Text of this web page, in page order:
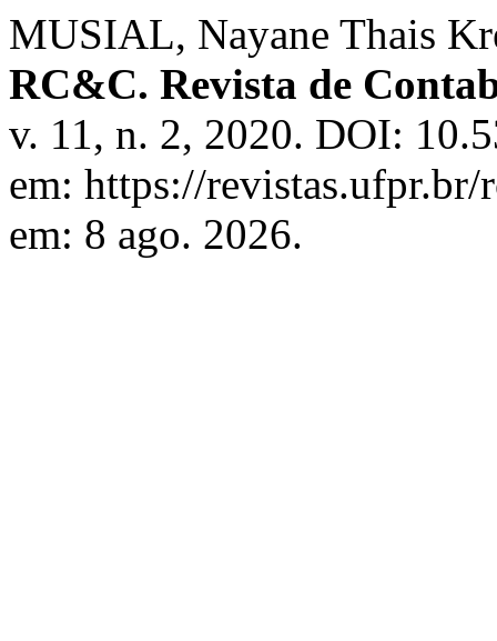
MUSIAL, Nayane Thais
RC&C. Revista de
v. 11, n. 2, 2020. DOI:
em: https://
em: 8 ago. 2026.